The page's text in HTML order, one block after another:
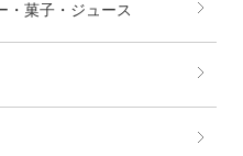
・菓子・ジュース